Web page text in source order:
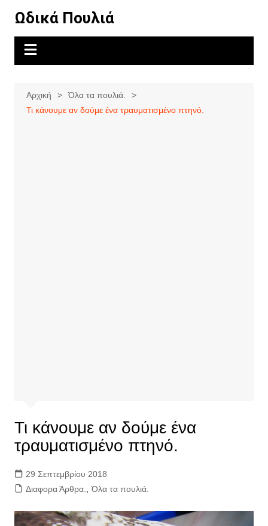
περιεχόμενο
Ωδικά Πουλιά
Αρχική
Όλα τα πουλιά.
Τι κάνουμε αν δούμε ένα τραυματισμένο πτηνό.
Τι κάνουμε αν δούμε ένα
τραυματισμένο πτηνό.
29 Σεπτεμβρίου 2018
Διαφορα Άρθρα.
Όλα τα πουλιά.